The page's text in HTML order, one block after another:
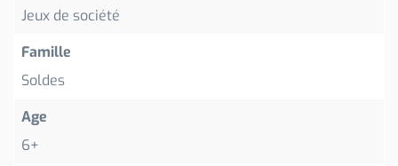
Jeux de société
Famille
Soldes
Age
6+